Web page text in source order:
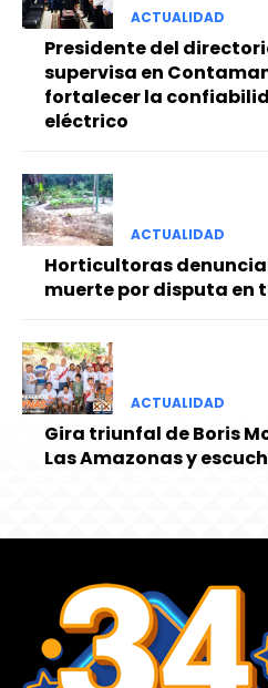
ACTUALIDAD
Presidente del
supervisa en
fortalecer la
eléctrico
ACTUALIDAD
Horticultoras
muerte por disputa en
ACTUALIDAD
Gira triunfal de Boris
Las Amazonas y